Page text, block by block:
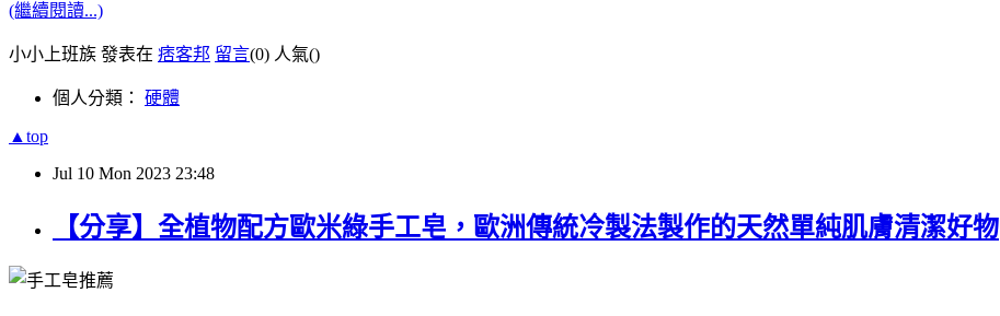
(繼續閱讀...)
小小上班族 發表在 痞客邦 留言(0) 人氣()
個人分類： 硬體
▲top
Jul 10 Mon 2023 23:48
【分享】全植物配方歐米綠手工皂，歐洲傳統冷製法製作的天然單純肌膚清潔好物